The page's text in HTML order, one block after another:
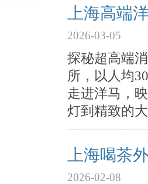
上海高端
2026-03-05
探秘超高端
所，以人均
走进洋马，
灯到精致的
上海喝茶
2026-02-08